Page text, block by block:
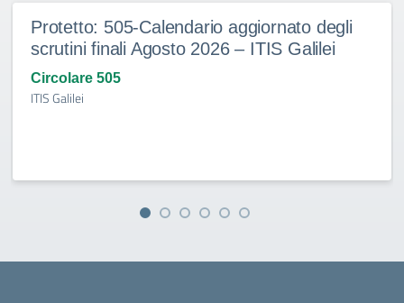
Protetto: 505-Calendario aggiornato degli
scrutini finali Agosto 2026 – ITIS Galilei
Circolare 505
ITIS Galilei